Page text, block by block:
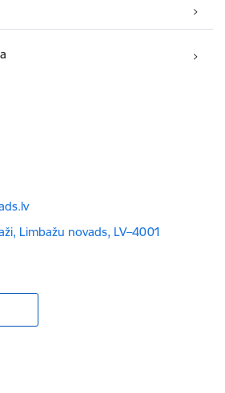
Limbažu novads, LV–4001